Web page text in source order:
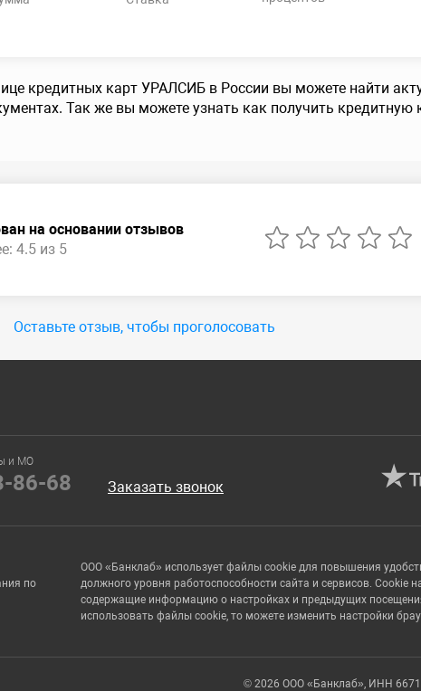
кредитных карт УРАЛСИБ в России вы можете найти
Так же вы можете узнать как получить
на основании отзывов
4.5 из 5
Оставьте отзыв, чтобы проголосовать
и МО
86-68 Заказать звонок
по
ООО «Банклаб» использует файлы cookie для повышения
должного уровня работоспособности сайта и сервисов.
содержащие информацию о настройках и предыдущих
использовать файлы cookie, то можете изменить настройки
© 2026 ООО «Банклаб», ИНН